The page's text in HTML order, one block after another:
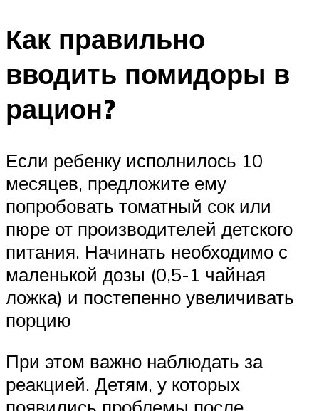
Как правильно
вводить помидоры в
рацион?
Если ребенку исполнилось 10
месяцев, предложите ему
попробовать томатный сок или
пюре от производителей детского
питания. Начинать необходимо с
маленькой дозы (0,5-1 чайная
ложка) и постепенно увеличивать
порцию
При этом важно наблюдать за
реакцией. Детям, у которых